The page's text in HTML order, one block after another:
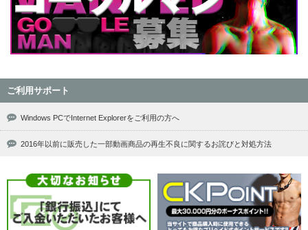
ご利用サポート
Windows PCでInternet Explorerをご利用の方へ
2016年以前に販売した一部動画商品の再生不良に関するお詫びと対処方法